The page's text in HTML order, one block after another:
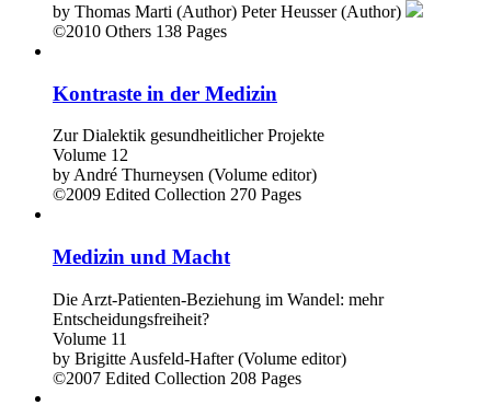
by Thomas Marti (Author) Peter Heusser (Author)
©2010 Others 138 Pages
Kontraste in der Medizin
Zur Dialektik gesundheitlicher Projekte
Volume 12
by André Thurneysen (Volume editor)
©2009 Edited Collection 270 Pages
Medizin und Macht
Die Arzt-Patienten-Beziehung im Wandel: mehr
Entscheidungsfreiheit?
Volume 11
by Brigitte Ausfeld-Hafter (Volume editor)
©2007 Edited Collection 208 Pages